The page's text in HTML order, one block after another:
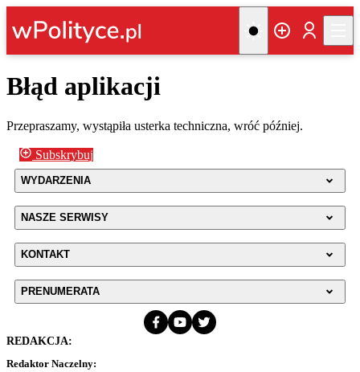
Błąd aplikacji
Przepraszamy, wystąpiła usterka techniczna, wróć później.
Subskrybuj
WYDARZENIA
NASZE SERWISY
KONTAKT
PRENUMERATA
REDAKCJA:
Redaktor Naczelny: